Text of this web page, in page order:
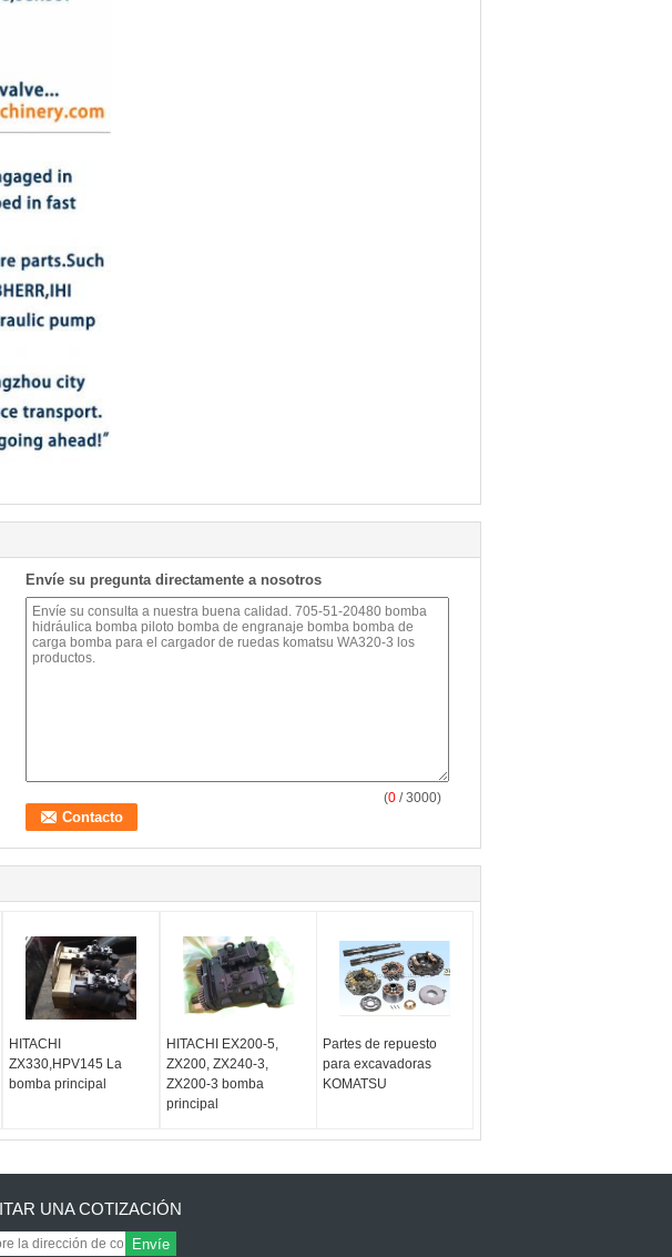
Envíe su pregunta directamente a nosotros
(0 / 3000)
HITACHI
ZX330,HPV145 La
bomba principal
HITACHI EX200-5,
ZX200, ZX240-3,
ZX200-3 bomba
principal
Partes de repuesto
para excavadoras
KOMATSU
UNA COTIZACIÓN
Envíe